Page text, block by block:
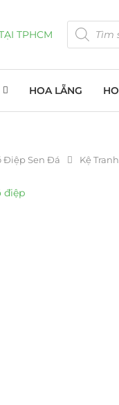
HOA LẴNG
Điệp Sen Đá Kệ